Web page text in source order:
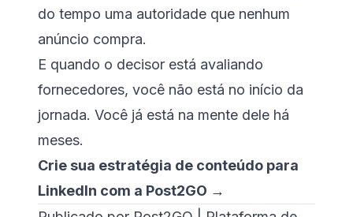
do tempo uma autoridade que nenhum
anúncio compra.
E quando o decisor está avaliando
fornecedores, você não está no início da
jornada. Você já está na mente dele há
meses.
Crie sua estratégia de conteúdo para
LinkedIn com a Post2GO →